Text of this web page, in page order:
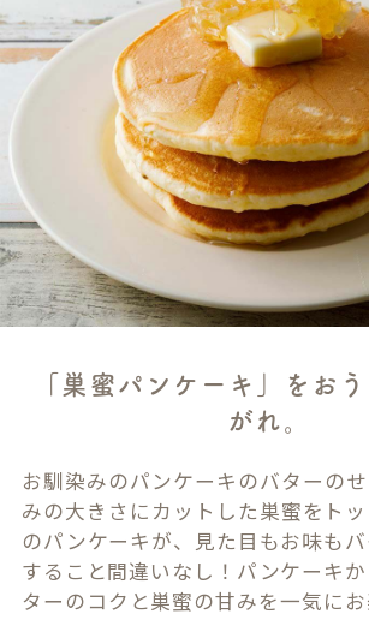
「巣蜜パンケーキ」をお
がれ。
お馴染みのパンケーキのバターの
みの大きさにカットした巣蜜をト
のパンケーキが、見た目もお味も
すること間違いなし！パンケーキ
ターのコクと巣蜜の甘みを一気に